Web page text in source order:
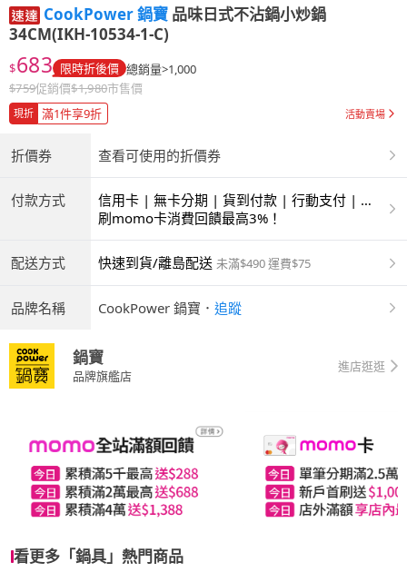
CookPower 鍋寶 品味日式不沾鍋小炒鍋
34CM(IKH-10534-1-C)
$683 限時折後價 總銷量>1,000
$759促銷價$1,980市售價
現折 滿1件享9折 活動賣場
折價券 查看可使用的折價券
付款方式
信用卡 | 無卡分期 | 貨到付款 | 行動支付 | 超
商付款 | ATM | 銀聯卡
刷momo卡消費回饋最高3%！
配送方式 快速到貨/離島配送 未滿$490 運費$75
品牌名稱 CookPower 鍋寶 ． 追蹤
鍋寶
品牌旗艦店
進店逛逛
看更多「鍋具」熱門商品